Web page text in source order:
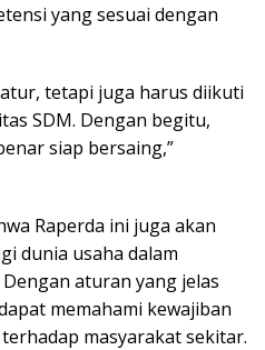
yang sesuai dengan
tetapi juga harus diikuti
SDM. Dengan begitu,
siap bersaing,”
Raperda ini juga akan
dunia usaha dalam
aturan yang jelas
memahami kewajiban
masyarakat sekitar.